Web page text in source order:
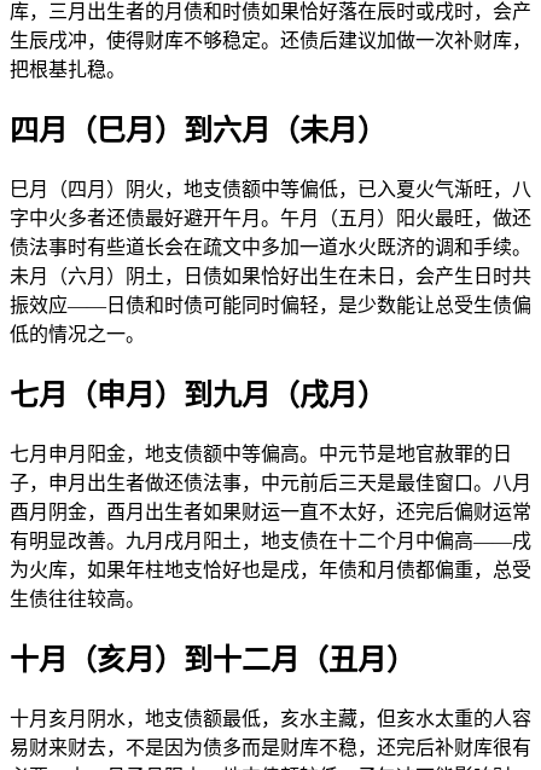
库，三月出生者的月债和时债如果恰好落在辰时或戌时，会产
生辰戌冲，使得财库不够稳定。还债后建议加做一次补财库，
把根基扎稳。
四月（巳月）到六月（未月）
巳月（四月）阴火，地支债额中等偏低，已入夏火气渐旺，八
字中火多者还债最好避开午月。午月（五月）阳火最旺，做还
债法事时有些道长会在疏文中多加一道水火既济的调和手续。
未月（六月）阴土，日债如果恰好出生在未日，会产生日时共
振效应——日债和时债可能同时偏轻，是少数能让总受生债偏
低的情况之一。
七月（申月）到九月（戌月）
七月申月阳金，地支债额中等偏高。中元节是地官赦罪的日
子，申月出生者做还债法事，中元前后三天是最佳窗口。八月
酉月阴金，酉月出生者如果财运一直不太好，还完后偏财运常
有明显改善。九月戌月阳土，地支债在十二个月中偏高——戌
为火库，如果年柱地支恰好也是戌，年债和月债都偏重，总受
生债往往较高。
十月（亥月）到十二月（丑月）
十月亥月阴水，地支债额最低，亥水主藏，但亥水太重的人容
易财来财去，不是因为债多而是财库不稳，还完后补财库很有